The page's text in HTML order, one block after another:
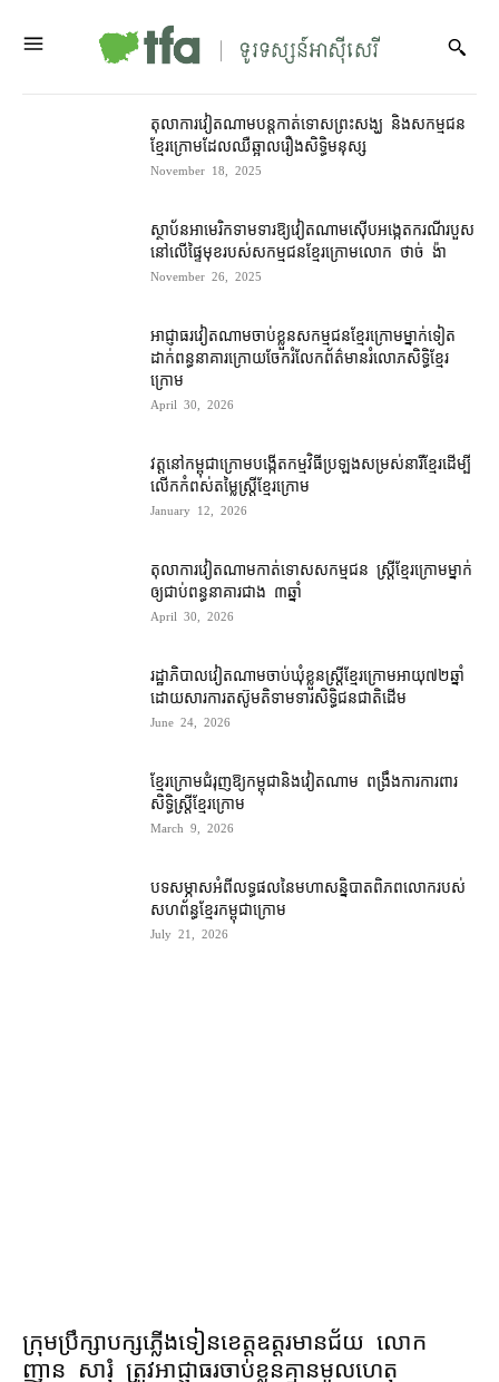
តុលាការ​វៀតណាម​បន្ត​កាត់ទោស​ព្រះសង្ឃ និង​សកម្មជន​
ខ្មែរក្រោម​ដែល​ឈឺ​ឆ្អាល​រឿង​សិទ្ធិមនុស្ស
November 18, 2025
ស្ថាប័ន​អាមេរិក​ទាមទារ​ឱ្យ​​វៀតណាម​ស៊ើបអង្កេត​ករណី​របួស​
នៅ​លើ​ផ្ទៃមុខ​របស់​សកម្មជន​ខ្មែរក្រោម​លោក ថាច់ ង៉ា
November 26, 2025
អាជ្ញាធរ​វៀតណាម​ចាប់ខ្លួន​សកម្មជន​ខ្មែរក្រោម​ម្នាក់ទៀត​
ដាក់​ពន្ធនាគារ​ក្រោយ​ចែករំលែក​ព័ត៌មាន​រំលោភសិទ្ធិ​ខ្មែរ
ក្រោម
April 30, 2026
វត្ត​នៅ​កម្ពុជា​ក្រោម​បង្កើត​កម្មវិធី​ប្រឡង​សម្រស់​នារី​ខ្មែរ​ដើម្បី​
លើក​កំពស់​តម្លៃ​ស្ត្រី​ខ្មែរក្រោម
January 12, 2026
តុលាការ​វៀតណាម​កាត់​ទោស​សកម្មជន ស្ត្រី​ខ្មែរក្រោម​ម្នាក់​
ឲ្យ​ជាប់ពន្ធនាគារ​ជាង ៣​ឆ្នាំ​
April 30, 2026
រដ្ឋាភិបាល​វៀតណាម​ចាប់​ឃុំខ្លួន​ស្ត្រី​ខ្មែរក្រោម​អាយុ​៧២​ឆ្នាំ​
ដោយសារ​ការ​តស៊ូ​មតិ​ទាមទារ​សិទ្ធិ​ជនជាតិ​ដើម
June 24, 2026
ខ្មែរក្រោមជំរុញឱ្យកម្ពុជានិងវៀតណាម ពង្រឹងការការពារ
សិទ្ធិស្ត្រីខ្មែរក្រោម
March 9, 2026
បទសម្ភាសអំពីលទ្ធផលនៃមហាសន្និបាតពិភពលោករបស់
សហព័ន្ធខ្មែរកម្ពុជាក្រោម
July 21, 2026
ក្រុមប្រឹក្សា​បក្ស​ភ្លើងទៀន​ខេត្ត​ឧត្ដរមានជ័យ លោក
ញាន សារុំ ត្រូវ​អាជ្ញាធរ​ចាប់ខ្លួន​គ្មាន​មូលហេតុ